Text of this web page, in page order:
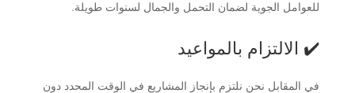
للعوامل الجوية لضمان التحمل والجمال لسنوات طويلة.
✔️ الالتزام بالمواعيد
في المقابل نحن نلتزم بإنجاز المشاريع في الوقت المحدد دون